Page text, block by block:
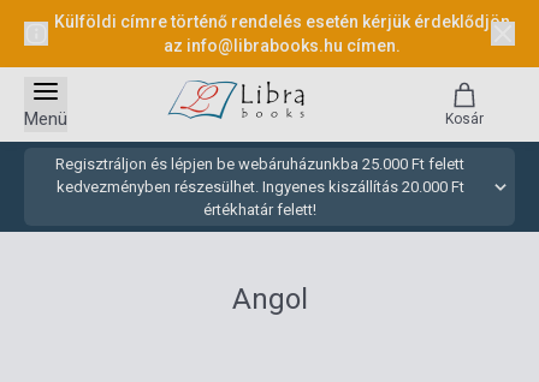
Külföldi címre történő rendelés esetén kérjük érdeklődjön
az info@librabooks.hu címen.
Regisztráljon és lépjen be webáruházunkba 25.000 Ft felett
kedvezményben részesülhet. Ingyenes kiszállítás 20.000 Ft
értékhatár felett!
Menü Kosár
Angol